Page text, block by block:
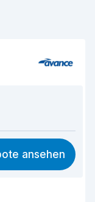
8,6
9,1
ansehen